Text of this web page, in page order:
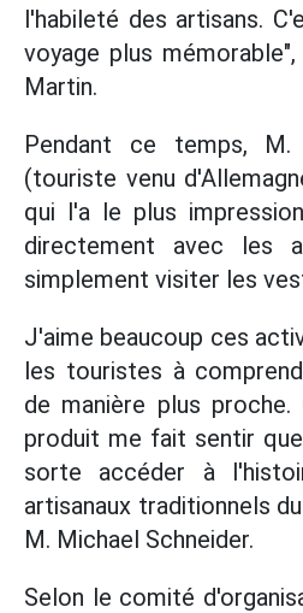
l'habileté des artisans.
voyage plus
Martin.
Pendant ce temps, M.
(touriste venu
qui l'a le plus
directement avec les
simplement visiter les
J'aime beaucoup ces
les touristes à
de manière plus
produit me fait sentir
sorte accéder à
artisanaux traditionnels
M. Michael Schneider.
Selon le comité